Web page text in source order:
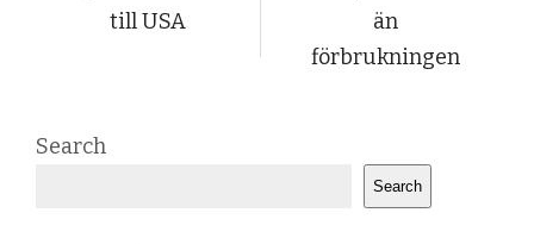
till USA
än
förbrukningen
Search
Search